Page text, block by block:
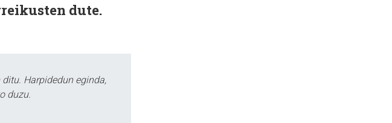
dute.
Harpidedun eginda,
duzu.